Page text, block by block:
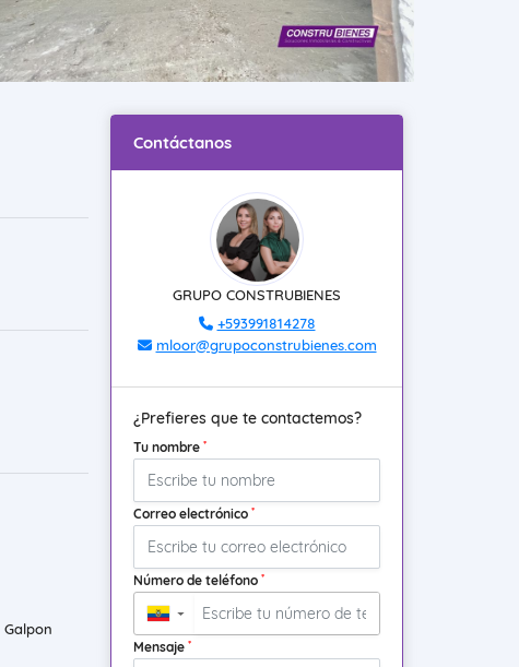
Galpon
Contáctanos
GRUPO CONSTRUBIENES
+593991814278
mloor@grupoconstrubienes.com
¿Prefieres que te contactemos?
Tu nombre *
Correo electrónico *
Número de teléfono *
▼
Mensaje *